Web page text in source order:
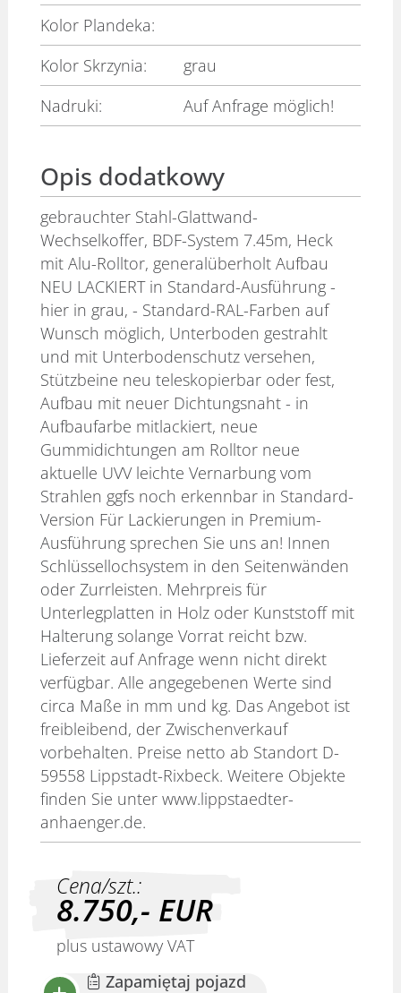
Kolor Plandeka:
Kolor Skrzynia:
grau
Nadruki:
Auf Anfrage möglich!
Opis dodatkowy
gebrauchter Stahl-Glattwand-
Wechselkoffer, BDF-System 7.45m, Heck
mit Alu-Rolltor, generalüberholt Aufbau
NEU LACKIERT in Standard-Ausführung -
hier in grau, - Standard-RAL-Farben auf
Wunsch möglich, Unterboden gestrahlt
und mit Unterbodenschutz versehen,
Stützbeine neu teleskopierbar oder fest,
Aufbau mit neuer Dichtungsnaht - in
Aufbaufarbe mitlackiert, neue
Gummidichtungen am Rolltor neue
aktuelle UVV leichte Vernarbung vom
Strahlen ggfs noch erkennbar in Standard-
Version Für Lackierungen in Premium-
Ausführung sprechen Sie uns an! Innen
Schlüssellochsystem in den Seitenwänden
oder Zurrleisten. Mehrpreis für
Unterlegplatten in Holz oder Kunststoff mit
Halterung solange Vorrat reicht bzw.
Lieferzeit auf Anfrage wenn nicht direkt
verfügbar. Alle angegebenen Werte sind
circa Maße in mm und kg. Das Angebot ist
freibleibend, der Zwischenverkauf
vorbehalten. Preise netto ab Standort D-
59558 Lippstadt-Rixbeck. Weitere Objekte
finden Sie unter www.lippstaedter-
anhaenger.de.
Cena/szt.:
8.750,- EUR
plus ustawowy VAT
Zapamiętaj pojazd